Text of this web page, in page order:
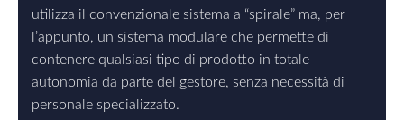
utilizza il convenzionale sistema a “spirale” ma, per
l’appunto, un sistema modulare che permette di
contenere qualsiasi tipo di prodotto in totale
autonomia da parte del gestore, senza necessità di
personale specializzato.